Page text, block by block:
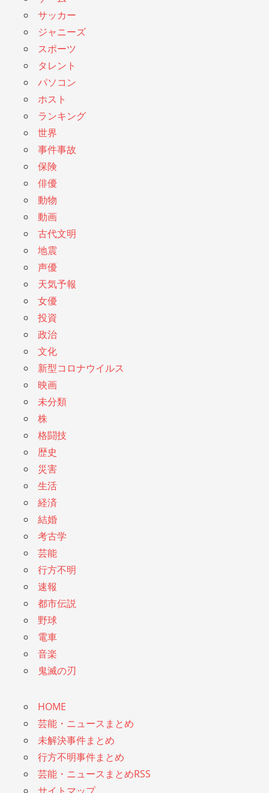
サッカー
ジャニーズ
スポーツ
タレント
パソコン
ホスト
ランキング
世界
事件事故
保険
俳優
動物
動画
古代文明
地震
声優
天気予報
女優
投資
政治
文化
新型コロナウイルス
映画
未分類
株
格闘技
歴史
災害
生活
経済
結婚
考古学
芸能
行方不明
速報
都市伝説
野球
電車
音楽
鬼滅の刃
HOME
芸能・ニュースまとめ
未解決事件まとめ
行方不明事件まとめ
芸能・ニュースまとめRSS